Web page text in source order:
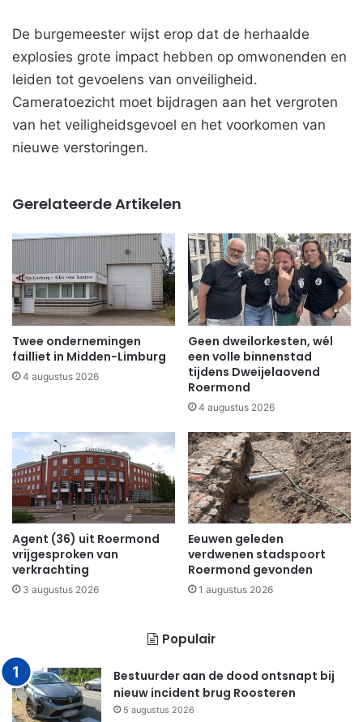
De burgemeester wijst erop dat de herhaalde
explosies grote impact hebben op omwonenden en
leiden tot gevoelens van onveiligheid.
Cameratoezicht moet bijdragen aan het vergroten
van het veiligheidsgevoel en het voorkomen van
nieuwe verstoringen.
Gerelateerde Artikelen
Twee ondernemingen
failliet in Midden-Limburg
4 augustus 2026
Geen dweilorkesten, wél
een volle binnenstad
tijdens Dweijelaovend
Roermond
4 augustus 2026
Agent (36) uit Roermond
vrijgesproken van
verkrachting
3 augustus 2026
Eeuwen geleden
verdwenen stadspoort
Roermond gevonden
1 augustus 2026
Populair
Bestuurder aan de dood ontsnapt bij
nieuw incident brug Roosteren
5 augustus 2026